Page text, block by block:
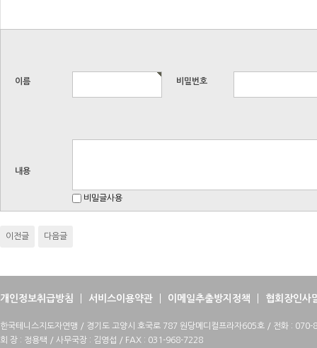
이름 비밀번호
내용
비밀글사용
이전글 다음글
개인정보취급방침 서비스이용약관 이메일추출방지정책 협회장인사
한국테니스지도자연맹 / 경기도 고양시 호국로 787 원당메디컬프라자605호 / 전화 :
회 장 : 정용택 / 사무국장 : 김영섭 / FAX : 031-968-7228